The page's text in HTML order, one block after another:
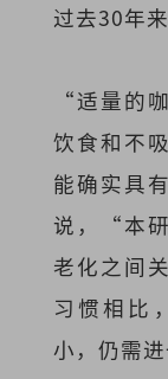
过去30年
“适量的
饮食和不
能确实具
说，“本
老化之间
习惯相比
小，仍需